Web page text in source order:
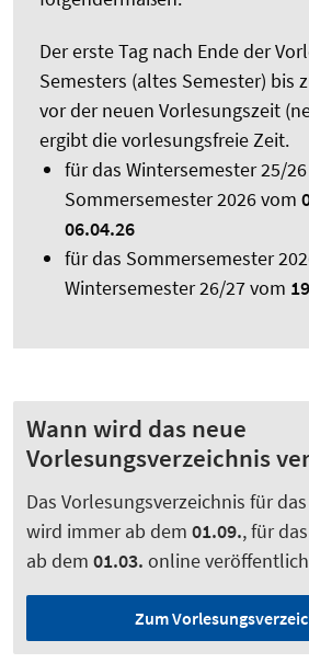
Der erste Tag nach Ende der
Semesters (altes Semester) bis
vor der neuen Vorlesungszeit
ergibt die vorlesungsfreie Zeit.
für das Wintersemester 25/
Sommersemester 2026 vom
06.04.26
für das Sommersemester
Wintersemester 26/27 vom
Wann wird das neue
Vorlesungsverzeichnis
Das Vorlesungsverzeichnis für das
wird immer ab dem 01.09., für das
ab dem 01.03. online
Zum